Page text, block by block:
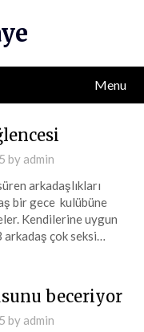
Menu
by admin
arkadaşlıkları
bir gece kulübüne
Kendilerine uygun
arkadaş çok seksi…
beceriyor
by admin